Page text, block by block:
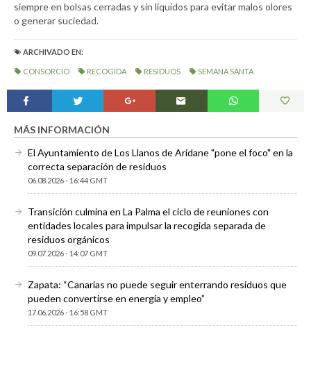
siempre en bolsas cerradas y sin líquidos para evitar malos olores
o generar suciedad.
ARCHIVADO EN:
CONSORCIO RECOGIDA RESIDUOS SEMANA SANTA
MÁS INFORMACIÓN
El Ayuntamiento de Los Llanos de Aridane "pone el foco" en la
correcta separación de residuos
06.08.2026 - 16:44 GMT
Transición culmina en La Palma el ciclo de reuniones con
entidades locales para impulsar la recogida separada de
residuos orgánicos
09.07.2026 - 14:07 GMT
Zapata: “Canarias no puede seguir enterrando residuos que
pueden convertirse en energía y empleo”
17.06.2026 - 16:58 GMT